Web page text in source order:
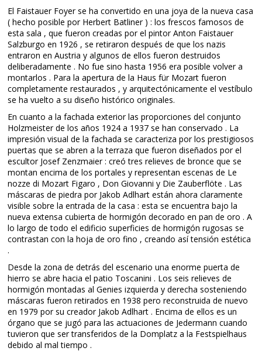
El Faistauer Foyer se ha convertido en una joya de la nueva casa
( hecho posible por Herbert Batliner ) : los frescos famosos de
esta sala , que fueron creadas por el pintor Anton Faistauer
Salzburgo en 1926 , se retiraron después de que los nazis
entraron en Austria y algunos de ellos fueron destruidos
deliberadamente . No fue sino hasta 1956 era posible volver a
montarlos . Para la apertura de la Haus für Mozart fueron
completamente restaurados , y arquitectónicamente el vestíbulo
se ha vuelto a su diseño histórico originales.
En cuanto a la fachada exterior las proporciones del conjunto
Holzmeister de los años 1924 a 1937 se han conservado . La
impresión visual de la fachada se caracteriza por los prestigiosos
puertas que se abren a la terraza que fueron diseñados por el
escultor Josef Zenzmaier : creó tres relieves de bronce que se
montan encima de los portales y representan escenas de Le
nozze di Mozart Figaro , Don Giovanni y Die Zauberflöte . Las
máscaras de piedra por Jakob Adlhart están ahora claramente
visible sobre la entrada de la casa : esta se encuentra bajo la
nueva extensa cubierta de hormigón decorado en pan de oro . A
lo largo de todo el edificio superficies de hormigón rugosas se
contrastan con la hoja de oro fino , creando así tensión estética
.
Desde la zona de detrás del escenario una enorme puerta de
hierro se abre hacia el patio Toscanini . Los seis relieves de
hormigón montadas al Genies izquierda y derecha sosteniendo
máscaras fueron retirados en 1938 pero reconstruida de nuevo
en 1979 por su creador Jakob Adlhart . Encima de ellos es un
órgano que se jugó para las actuaciones de Jedermann cuando
tuvieron que ser transferidos de la Domplatz a la Festspielhaus
debido al mal tiempo .